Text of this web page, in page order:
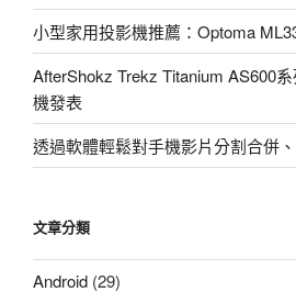
小型家用投影機推薦：Optoma
AfterShokz Trekz Titanium AS600
機發表
透過軟體輕鬆對手機影片分割合併
文章分類
Android (29)